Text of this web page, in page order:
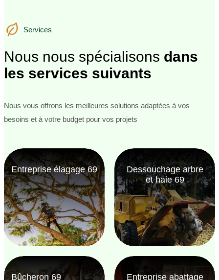
Services
Services
Nous nous spécialisons dans
les services suivants
Nous vous offrons les meilleures solutions adaptées à vos
besoins et à votre budget pour vos projets
Entreprise élagage 69
Dessouchage arbre
et haie 69
Bûcheron 69 Entreprise abattage